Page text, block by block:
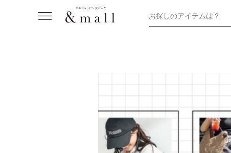
お探しのアイテムは？